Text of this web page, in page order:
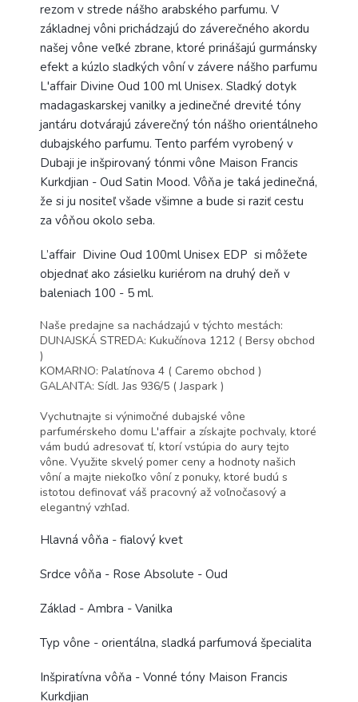
rezom v strede nášho arabského parfumu. V
základnej vôni prichádzajú do záverečného akordu
našej vône veľké zbrane, ktoré prinášajú gurmánsky
efekt a kúzlo sladkých vôní v závere nášho parfumu
L'affair Divine Oud 100 ml Unisex. Sladký dotyk
madagaskarskej vanilky a jedinečné drevité tóny
jantáru dotvárajú záverečný tón nášho orientálneho
dubajského parfumu. Tento parfém vyrobený v
Dubaji je inšpirovaný tónmi vône Maison Francis
Kurkdjian - Oud Satin Mood. Vôňa je taká jedinečná,
že si ju nositeľ všade všimne a bude si raziť cestu
za vôňou okolo seba.
L’affair Divine Oud 100ml Unisex EDP si môžete
objednať ako zásielku kuriérom na druhý deň v
baleniach 100 - 5 ml.
Naše predajne sa nachádzajú v týchto mestách:
DUNAJSKÁ STREDA: Kukučínova 1212 ( Bersy obchod
)
KOMARNO: Palatínova 4 ( Caremo obchod )
GALANTA: Sídl. Jas 936/5 ( Jaspark )
Vychutnajte si výnimočné dubajské vône
parfumérskeho domu L'affair a získajte pochvaly, ktoré
vám budú adresovať tí, ktorí vstúpia do aury tejto
vône. Využite skvelý pomer ceny a hodnoty našich
vôní a majte niekoľko vôní z ponuky, ktoré budú s
istotou definovať váš pracovný až voľnočasový a
elegantný vzhľad.
Hlavná vôňa - fialový kvet
Srdce vôňa - Rose Absolute - Oud
Základ - Ambra - Vanilka
Typ vône - orientálna, sladká parfumová špecialita
Inšpiratívna vôňa - Vonné tóny Maison Francis
Kurkdjian